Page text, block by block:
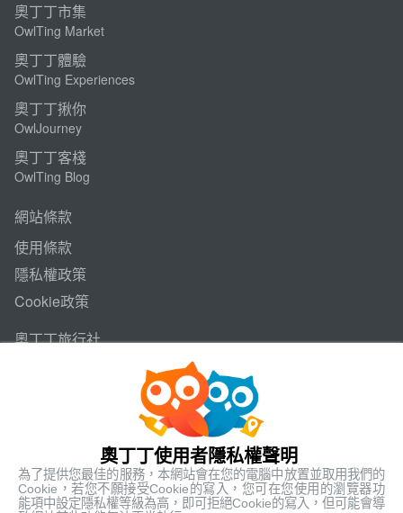
奧丁丁市集
OwlTing Market
奧丁丁體驗
OwlTing Experiences
奧丁丁揪你
OwlJourney
奧丁丁客棧
OwlTing Blog
網站條款
使用條款
隱私權政策
Cookie政策
奧丁丁旅行社
交觀甲8053-品保北2322
112 臺北市北投區文承路26、28號6樓、26號7樓
聯絡電話+886-2-6610-0181
傳真號碼 +886-2-6610-0185
奧丁丁使用者隱私權聲明
為了提供您最佳的服務，本網站會在您的電腦中放置並取用我們的
Cookie，若您不願接受Cookie的寫入，您可在您使用的瀏覽器功
能項中設定隱私權等級為高，即可拒絕Cookie的寫入，但可能會導